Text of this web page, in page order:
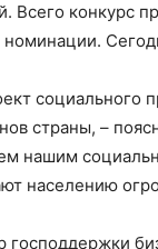
Всего конкурс
социального
страны, –
нашим
населению
господдержки